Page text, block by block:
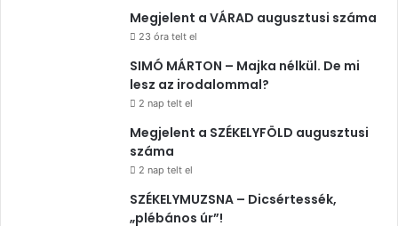
Megjelent a VÁRAD augusztusi száma
23 óra telt el
SIMÓ MÁRTON – Majka nélkül. De mi
lesz az irodalommal?
2 nap telt el
Megjelent a SZÉKELYFÖLD augusztusi
száma
2 nap telt el
SZÉKELYMUZSNA – Dicsértessék,
„plébános úr”!